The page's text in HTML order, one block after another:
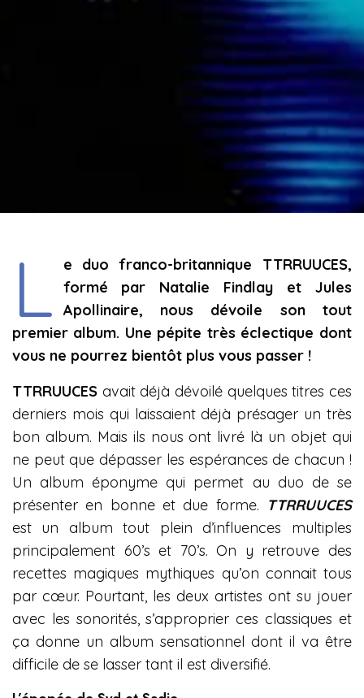
L
e duo franco-britannique TTRRUUCES,
formé par Natalie Findlay et Jules
Apollinaire, nous dévoile son tout
premier album. Une pépite très éclectique dont
vous ne pourrez bientôt plus vous passer !
TTRRUUCES avait déjà dévoilé quelques titres ces
derniers mois qui laissaient déjà présager un très
bon album. Mais ils nous ont livré là un objet qui
ne peut que dépasser les espérances de chacun !
Un album éponyme qui permet au duo de se
présenter en bonne et due forme. TTRRUUCES
est un album tout plein d’influences multiples
principalement 60’s et 70’s. On y retrouve des
recettes magiques mythiques qu’on connait tous
par cœur. Pourtant, les deux artistes ont su jouer
avec les sonorités, s’approprier ces classiques et
ça donne un album sensationnel dont il va être
difficile de se lasser tant il est diversifié.